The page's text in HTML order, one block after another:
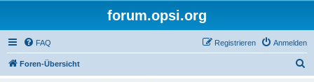
forum.opsi.org
FAQ Anmelden
Registrieren
Foren-Übersicht